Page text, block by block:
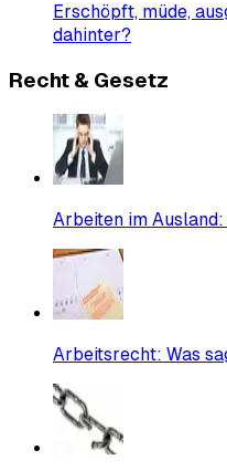
Erschöpft, müde,
dahinter?
Recht & Gesetz
Arbeiten im
Arbeitsrecht: Was